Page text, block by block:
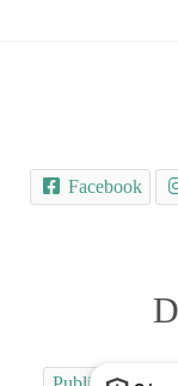
Facebook